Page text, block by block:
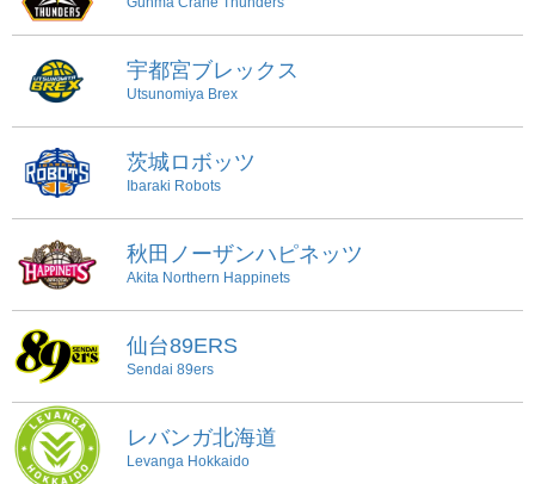
宇都宮ブレックス
Utsunomiya Brex
茨城ロボッツ
Ibaraki Robots
秋田ノーザンハピネッツ
Akita Northern Happinets
仙台89ERS
Sendai 89ers
レバンガ北海道
Levanga Hokkaido